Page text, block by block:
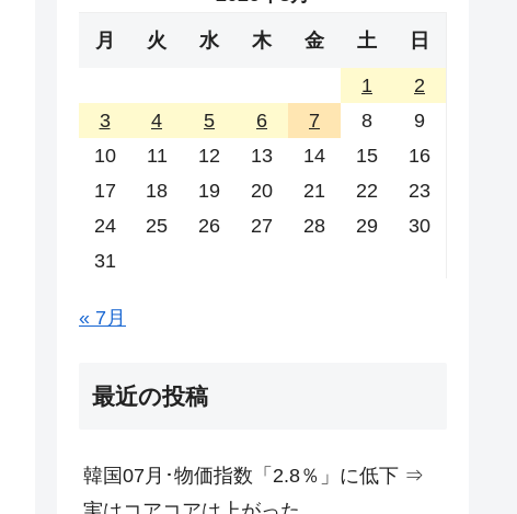
月 火 水 木 金 土 日
1
2
3
4 5 6 7 8
9
10
11 12 13 14 15
16
17
18 19 20 21 22
23
24
25 26 27 28 29
30
31
« 7月
最近の投稿
韓国07月･物価指数「2.8％」に低下 ⇒